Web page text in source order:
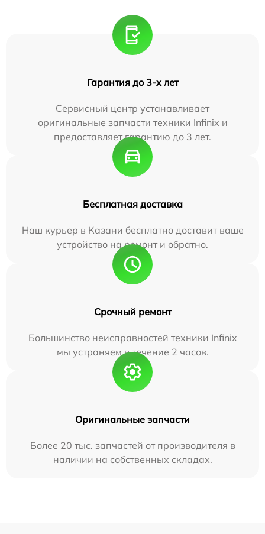
Гарантия до 3-х лет
Сервисный центр устанавливает
оригинальные запчасти техники Infinix и
предоставляет гарантию до 3 лет.
Бесплатная доставка
Наш курьер в Казани бесплатно доставит ваше
устройство на ремонт и обратно.
Срочный ремонт
Большинство неисправностей техники Infinix
мы устраняем в течение 2 часов.
Оригинальные запчасти
Более 20 тыс. запчастей от производителя в
наличии на собственных складах.